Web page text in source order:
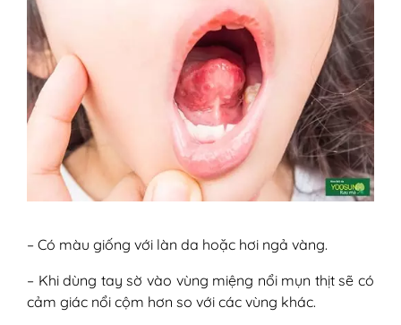
– Có màu giống với làn da hoặc hơi ngả vàng.
– Khi dùng tay sờ vào vùng miệng nổi mụn thịt sẽ có
cảm giác nổi cộm hơn so với các vùng khác.